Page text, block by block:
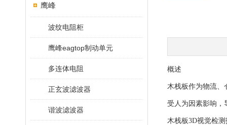
鹰峰
波纹电阻柜
鹰峰eagtop制动单元
多连体电阻
正玄波滤波器
谐波滤波器
概述
木栈板作为物流、
受人为因素影响，
木栈板3D视觉检